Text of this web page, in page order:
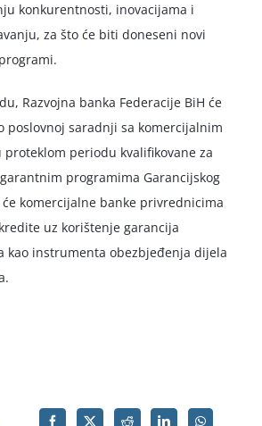
konkurentnosti, inovacijama i
za što će biti doneseni novi
Razvojna banka Federacije BiH će
poslovnoj saradnji sa komercijalnim
proteklom periodu kvalifikovane za
programima Garancijskog
komercijalne banke privrednicima
uz korištenje garancija
kao instrumenta obezbjeđenja dijela